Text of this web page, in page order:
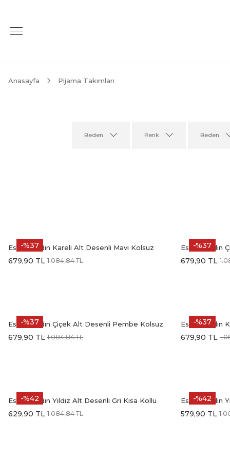
Anasayfa Pijama Takımları
Beden Renk Beden
-%37
Estiva Kadın Kareli Alt Desenli Mavi Kolsuz
Şortlu Penye Lycra Pijama Takımı
679,90 TL 1.084,84 TL
-%37
Estiva Kadın
Şortlu Penye
679,90 TL
-%37
Estiva Kadın Çiçek Alt Desenli Pembe Kolsuz
Şortlu Penye Lycra Pijama Takımı
679,90 TL 1.084,84 TL
-%37
Estiva Kadın
Şortlu Penye
679,90 TL
-%42
Estiva Kadın Yıldız Alt Desenli Gri Kısa Kollu
Kaprili Soft Battal Pijama Takımı
629,90 TL 1.084,84 TL
-%42
Estiva Kadın
Kaprili Soft
579,90 TL